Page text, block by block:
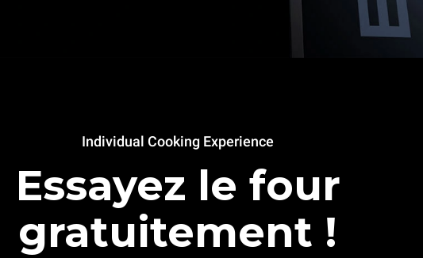
Individual Cooking Experience
Essayez le four
gratuitement !